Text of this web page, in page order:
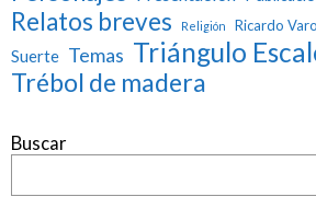
Relatos breves Religión Ricardo
Suerte Temas Triángulo
Trébol de madera
Buscar